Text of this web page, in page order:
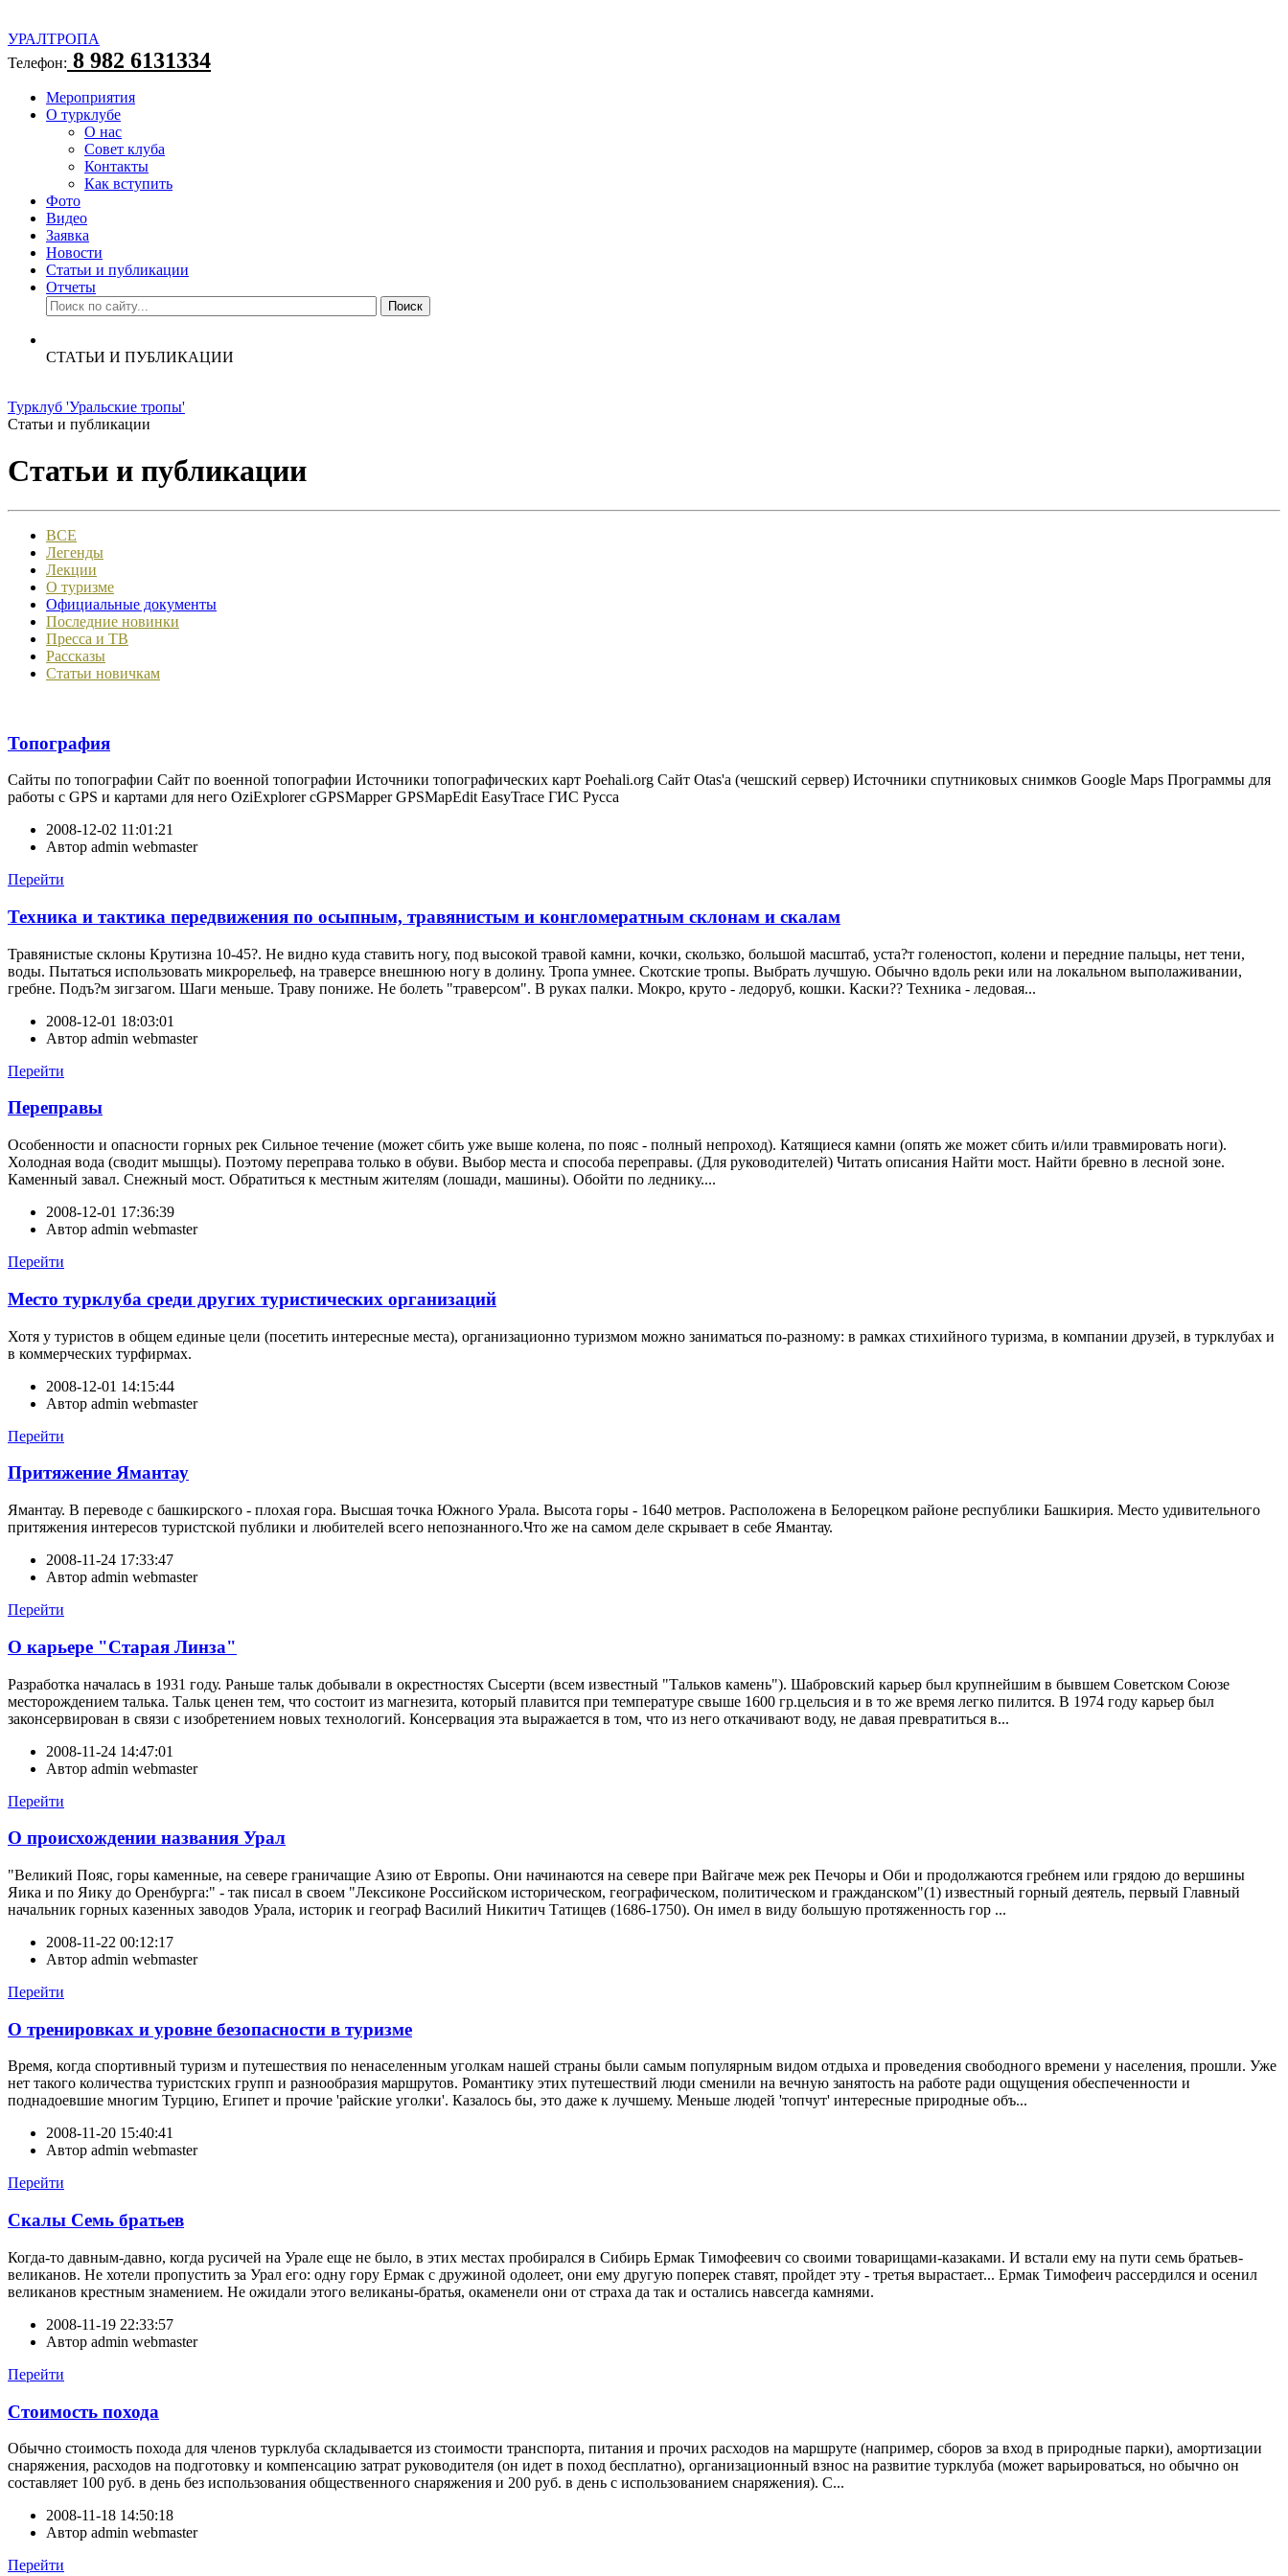
УРАЛТРОПА
Телефон: 8 982 6131334
Мероприятия
О турклубе
О нас
Совет клуба
Контакты
Как вступить
Фото
Видео
Заявка
Новости
Статьи и публикации
Отчеты
СТАТЬИ И ПУБЛИКАЦИИ
Турклуб 'Уральские тропы'
Статьи и публикации
Статьи и публикации
ВСЕ
Легенды
Лекции
О туризме
Официальные документы
Последние новинки
Пресса и ТВ
Рассказы
Статьи новичкам
Топография
Сайты по топографии Сайт по военной топографии Источники топографических карт Poehali.org Сайт Otas'а (чешский сервер) Источники спутниковых снимков Google Maps Программы для
работы с GPS и картами для него OziExplorer cGPSMapper GPSMapEdit EasyTrace ГИС Русса
2008-12-02 11:01:21
Автор admin webmaster
Перейти
Техника и тактика передвижения по осыпным, травянистым и конгломератным склонам и скалам
Травянистые склоны Крутизна 10-45?. Не видно куда ставить ногу, под высокой травой камни, кочки, скользко, большой масштаб, уста?т голеностоп, колени и передние пальцы, нет тени,
воды. Пытаться использовать микрорельеф, на траверсе внешнюю ногу в долину. Тропа умнее. Скотские тропы. Выбрать лучшую. Обычно вдоль реки или на локальном выполаживании,
гребне. Подъ?м зигзагом. Шаги меньше. Траву пониже. Не болеть "траверсом". В руках палки. Мокро, круто - ледоруб, кошки. Каски?? Техника - ледовая...
2008-12-01 18:03:01
Автор admin webmaster
Перейти
Переправы
Особенности и опасности горных рек Сильное течение (может сбить уже выше колена, по пояс - полный непроход). Катящиеся камни (опять же может сбить и/или травмировать ноги).
Холодная вода (сводит мышцы). Поэтому переправа только в обуви. Выбор места и способа переправы. (Для руководителей) Читать описания Найти мост. Найти бревно в лесной зоне.
Каменный завал. Снежный мост. Обратиться к местным жителям (лошади, машины). Обойти по леднику....
2008-12-01 17:36:39
Автор admin webmaster
Перейти
Место турклуба среди других туристических организаций
Хотя у туристов в общем единые цели (посетить интересные места), организационно туризмом можно заниматься по-разному: в рамках стихийного туризма, в компании друзей, в турклубах и
в коммерческих турфирмах.
2008-12-01 14:15:44
Автор admin webmaster
Перейти
Притяжение Ямантау
Ямантау. В переводе с башкирского - плохая гора. Высшая точка Южного Урала. Высота горы - 1640 метров. Расположена в Белорецком районе республики Башкирия. Место удивительного
притяжения интересов туристской публики и любителей всего непознанного.Что же на самом деле скрывает в себе Ямантау.
2008-11-24 17:33:47
Автор admin webmaster
Перейти
О карьере "Старая Линза"
Разработка началась в 1931 году. Раньше тальк добывали в окрестностях Сысерти (всем известный "Тальков камень"). Шабровский карьер был крупнейшим в бывшем Советском Союзе
месторождением талька. Тальк ценен тем, что состоит из магнезита, который плавится при температуре свыше 1600 гр.цельсия и в то же время легко пилится. В 1974 году карьер был
законсервирован в связи с изобретением новых технологий. Консервация эта выражается в том, что из него откачивают воду, не давая превратиться в...
2008-11-24 14:47:01
Автор admin webmaster
Перейти
О происхождении названия Урал
"Великий Пояс, горы каменные, на севере граничащие Азию от Европы. Они начинаются на севере при Вайгаче меж рек Печоры и Оби и продолжаются гребнем или грядою до вершины
Яика и по Яику до Оренбурга:" - так писал в своем "Лексиконе Российском историческом, географическом, политическом и гражданском"(1) известный горный деятель, первый Главный
начальник горных казенных заводов Урала, историк и географ Василий Никитич Татищев (1686-1750). Он имел в виду большую протяженность гор ...
2008-11-22 00:12:17
Автор admin webmaster
Перейти
О тренировках и уровне безопасности в туризме
Время, когда спортивный туризм и путешествия по ненаселенным уголкам нашей страны были самым популярным видом отдыха и проведения свободного времени у населения, прошли. Уже
нет такого количества туристских групп и разнообразия маршрутов. Романтику этих путешествий люди сменили на вечную занятость на работе ради ощущения обеспеченности и
поднадоевшие многим Турцию, Египет и прочие 'райские уголки'. Казалось бы, это даже к лучшему. Меньше людей 'топчут' интересные природные объ...
2008-11-20 15:40:41
Автор admin webmaster
Перейти
Скалы Семь братьев
Когда-то давным-давно, когда русичей на Урале еще не было, в этих местах пробирался в Сибирь Ермак Тимофеевич со своими товарищами-казаками. И встали ему на пути семь братьев-
великанов. Не хотели пропустить за Урал его: одну гору Ермак с дружиной одолеет, они ему другую поперек ставят, пройдет эту - третья вырастает... Ермак Тимофеич рассердился и осенил
великанов крестным знамением. Не ожидали этого великаны-братья, окаменели они от страха да так и остались навсегда камнями.
2008-11-19 22:33:57
Автор admin webmaster
Перейти
Стоимость похода
Обычно стоимость похода для членов турклуба складывается из стоимости транспорта, питания и прочих расходов на маршруте (например, сборов за вход в природные парки), амортизации
снаряжения, расходов на подготовку и компенсацию затрат руководителя (он идет в поход бесплатно), организационный взнос на развитие турклуба (может варьироваться, но обычно он
составляет 100 руб. в день без использования общественного снаряжения и 200 руб. в день с использованием снаряжения). С...
2008-11-18 14:50:18
Автор admin webmaster
Перейти